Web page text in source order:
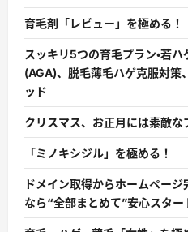
育毛剤「レビュー」を極める！
スッキリ5つの育毛プラン・若
(AGA)、脱毛薄毛ハゲ克服対策
ッド
クリスマス、お正月には素敵
「ミノキシジル」を極める！
ドメイン取得からホームペー
なら“全部まとめて”安心スター